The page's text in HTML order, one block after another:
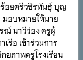
ยตรีวชิรพันธุ์ บุญ
มอบหมายให้นาย
ณ์ นาวีว่อง ครูผู้
รือ เข้าร่วมการ
ภาพครูโรงเรียน